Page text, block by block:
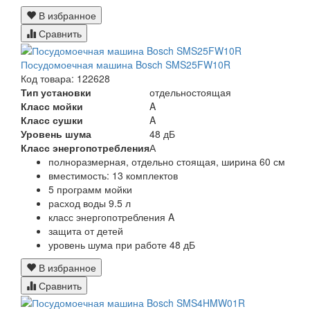
В избранное
Сравнить
Посудомоечная машина Bosch SMS25FW10R
Код товара: 122628
Тип установки
отдельностоящая
Класс мойки
A
Класс сушки
A
Уровень шума
48 дБ
Класс энергопотребленияА
полноразмерная, отдельно стоящая, ширина 60 см
вместимость: 13 комплектов
5 программ мойки
расход воды 9.5 л
класс энергопотребления A
защита от детей
уровень шума при работе 48 дБ
В избранное
Сравнить